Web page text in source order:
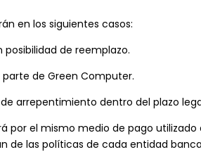
en los siguientes casos:
de reemplazo.
parte de Green Computer.
arrepentimiento dentro del plazo
por el mismo medio de pago utilizado
de las políticas de cada entidad